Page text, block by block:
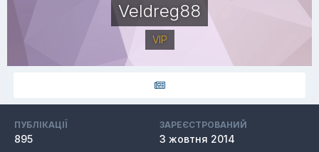
Veldreg88
VIP
ПУБЛІКАЦІЇ
895
ЗАРЕЄСТРОВАНИЙ
3 жовтня 2014